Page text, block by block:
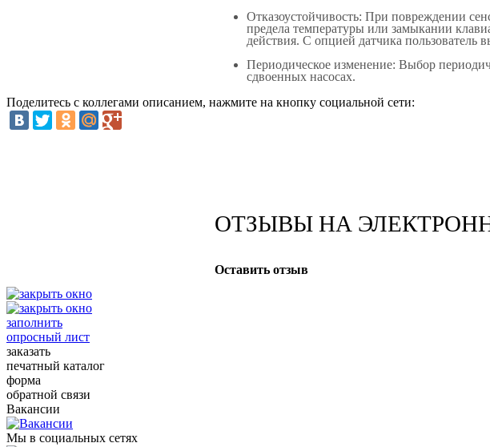
Отказоустойчивость: При повреждении
предела температуры или замыкании
действия. С опцией датчика
Периодическое изменение: Выбор
сдвоенных насосах.
Поделитесь с коллегами описанием, нажмите на кнопку социальной сети:
ОТЗЫВЫ НА
Оставить отзыв
заполнить
опросный лист
заказать
печатный каталог
форма
обратной связи
Вакансии
Мы в социальных сетях